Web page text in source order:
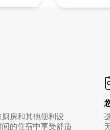
房和其他便利设
的住宿中享受舒适